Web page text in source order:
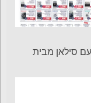
סילאן מבית